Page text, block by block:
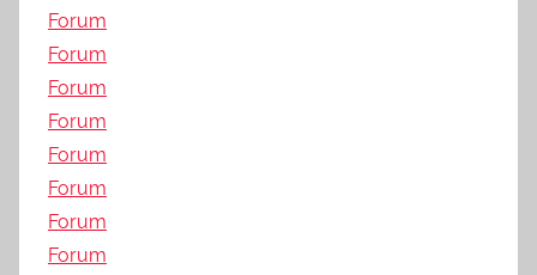
Forum
Forum
Forum
Forum
Forum
Forum
Forum
Forum